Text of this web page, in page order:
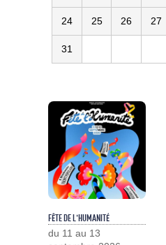
24 25 26 27
31
FÊTE DE L'HUMANITÉ
du 11 au 13